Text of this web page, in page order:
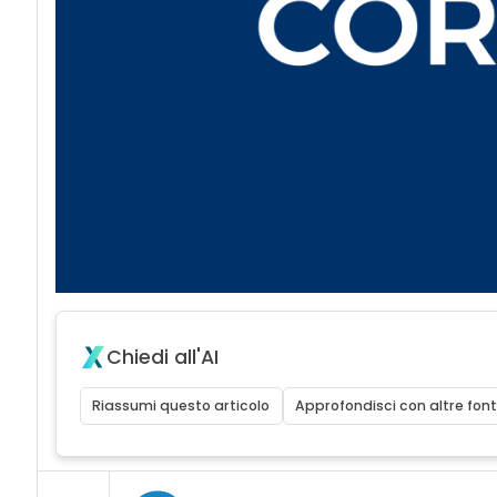
Chiedi all'AI
Riassumi questo articolo Approfondisci con altre